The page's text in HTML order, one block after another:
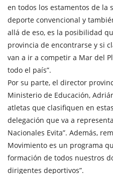
en todos los estamentos de la
deporte convencional y
allá de eso, es la posibilidad
provincia de encontrarse y si
van a ir a competir a Mar del
todo el país”.
Por su parte, el director
Ministerio de Educación,
atletas que clasifiquen en
delegación que va a
Nacionales Evita”. Además,
Movimiento es un programa
formación de todos nuestros
dirigentes deportivos”.